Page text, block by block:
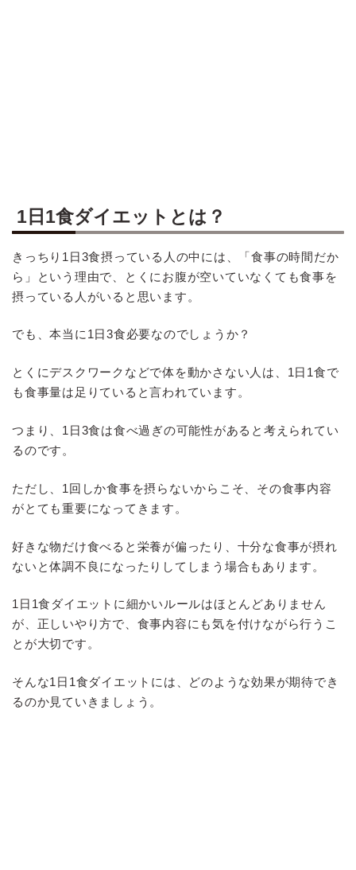
1日1食ダイエットとは？
きっちり1日3食摂っている人の中には、「食事の時間だか
ら」という理由で、とくにお腹が空いていなくても食事を
摂っている人がいると思います。
でも、本当に1日3食必要なのでしょうか？
とくにデスクワークなどで体を動かさない人は、1日1食で
も食事量は足りていると言われています。
つまり、1日3食は食べ過ぎの可能性があると考えられてい
るのです。
ただし、1回しか食事を摂らないからこそ、その食事内容
がとても重要になってきます。
好きな物だけ食べると栄養が偏ったり、十分な食事が摂れ
ないと体調不良になったりしてしまう場合もあります。
1日1食ダイエットに細かいルールはほとんどありません
が、正しいやり方で、食事内容にも気を付けながら行うこ
とが大切です。
そんな1日1食ダイエットには、どのような効果が期待でき
るのか見ていきましょう。